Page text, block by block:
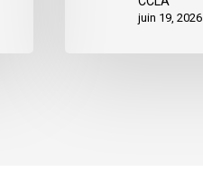
juin 19, 2026